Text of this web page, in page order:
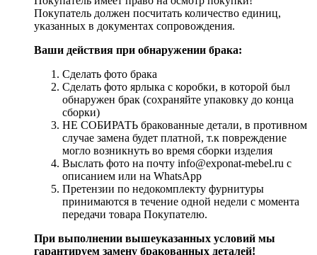
Покупатель должен посчитать количество единиц,
указанных в документах сопровождения.
Ваши действия при обнаружении брака:
Сделать фото брака
Сделать фото ярлыка с коробки, в которой был
обнаружен брак (сохраняйте упаковку до конца
сборки)
НЕ СОБИРАТЬ бракованные детали, в противном
случае замена будет платной, т.к повреждение
могло возникнуть во время сборки изделия
Выслать фото на почту info@exponat-mebel.ru с
описанием или на WhatsApp
Претензии по недокомплекту фурнитуры
принимаются в течение одной недели с момента
передачи товара Покупателю.
При выполнении вышеуказанных условий мы
гарантируем замену бракованных деталей!